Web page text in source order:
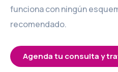
funciona con ningún
recomendado.
Agenda tu consulta y